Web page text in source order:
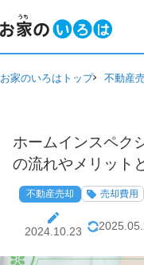
お家のいろはトップ 不動産
ホームインスペク
の流れやメリット
不動産売却 売却費用
2024.10.23